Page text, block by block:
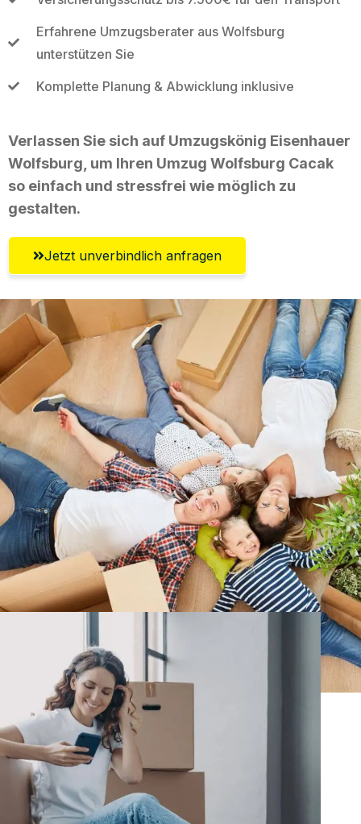
Erfahrene Umzugsberater aus Wolfsburg
unterstützen Sie
Komplette Planung & Abwicklung inklusive
Verlassen Sie sich auf Umzugskönig Eisenhauer
Wolfsburg, um Ihren Umzug Wolfsburg Cacak
so einfach und stressfrei wie möglich zu
gestalten.
Jetzt unverbindlich anfragen